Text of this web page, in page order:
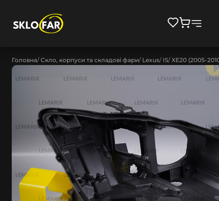
Головна Скло, корпуси та складові фари Lexus IS XE20 (2005-